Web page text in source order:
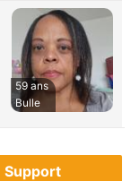
59 ans
Bulle
Support